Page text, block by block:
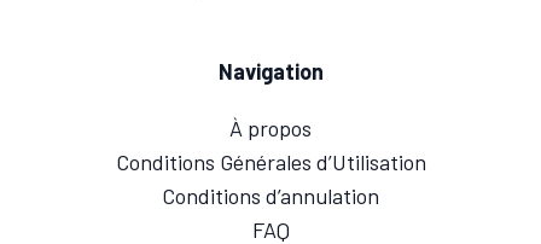
Navigation
À propos
Conditions Générales d’Utilisation
Conditions d’annulation
FAQ